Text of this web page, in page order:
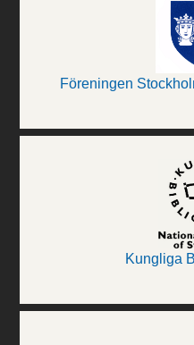
Föreningen
Kungliga